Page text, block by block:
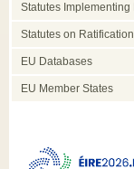
Statutes Implementing
Statutes on Ratification
EU Databases
EU Member States